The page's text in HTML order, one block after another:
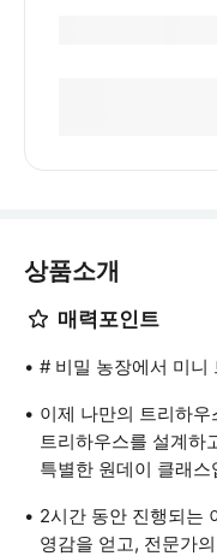
상품소개
매력포인트
# 비밀 농장에서 미니
이제 나만의 트리하
트리하우스를 설계하
특별한 원데이 클래스
2시간 동안 진행되는
영감을 얻고, 전문가